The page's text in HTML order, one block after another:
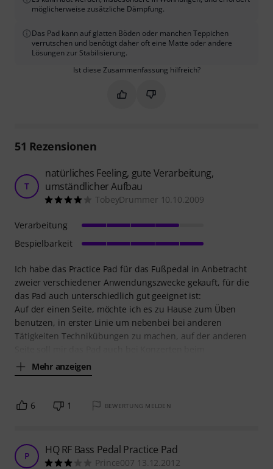
möglicherweise zusätzliche Dämpfung.
Das Pad kann auf glatten Böden oder manchen Teppichen
verrutschen und benötigt daher oft eine Matte oder andere
Lösungen zur Stabilisierung.
Ist diese Zusammenfassung hilfreich?
Markieren Sie diese
Markieren Sie diese
51 Rezensionen
T
natürliches Feeling, gute Verarbeitung,
umständlicher Aufbau
TobeyDrummer 10.10.2009
Ich habe das Practice Pad für das Fußpedal in Anbetracht
zweier verschiedener Anwendungszwecke gekauft, für die
das Pad auch unterschiedlich gut geeignet ist:
Auf der einen Seite, möchte ich es zu Hause zum Üben
benutzen, in erster Linie um nebenbei bei anderen
Tätigkeiten Technikübungen zu machen, auf der anderen
Mehr anzeigen
Verarbeitung
Bespielbarkeit
6 1 BEWERTUNG MELDEN
P HQ RF Bass Pedal Practice Pad
Prince007 13.12.2012